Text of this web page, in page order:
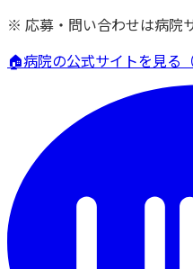
※ 応募・問い合わせは病院
🏠病院の公式サイトを見る